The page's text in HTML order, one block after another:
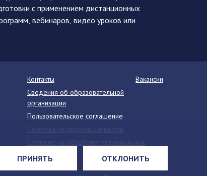
ПРИНЯТЬ ОТКЛОНИТЬ
с применением дистанционных
вебинаров, видео уроков или
Контакты
Вакансии
Сведения об образовательной
организации
Пользовательское соглашение